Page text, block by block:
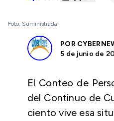
Foto: Suministrada
POR
5 de junio de
El Conteo de
del Continuo de
ciento vive esa